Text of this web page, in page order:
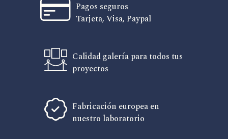
Pagos seguros
Tarjeta, Visa, Paypal
Calidad galería para todos tus
proyectos
Fabricación europea en
nuestro laboratorio